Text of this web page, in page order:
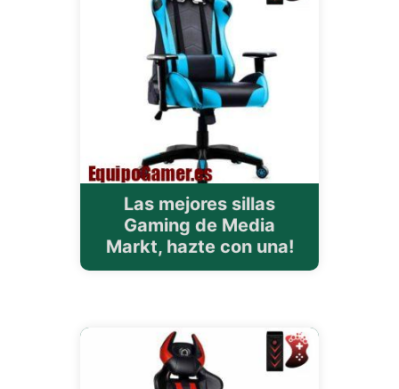
Las mejores sillas
Gaming de Media
Markt, hazte con una!